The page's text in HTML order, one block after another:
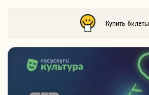
Купить билеты